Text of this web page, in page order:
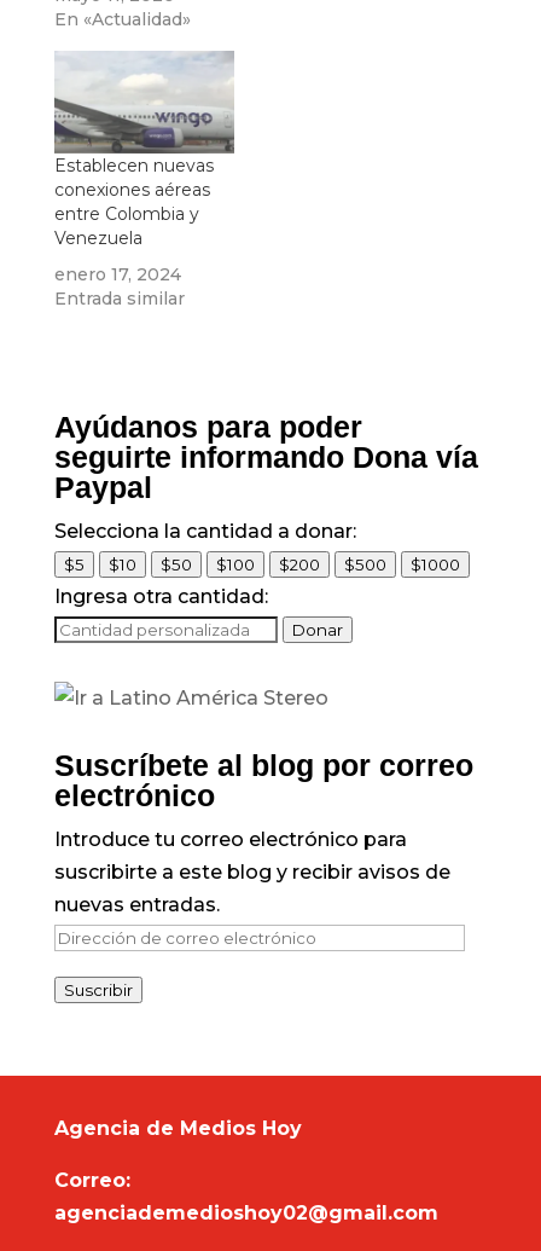
Estados Unidos a la
anunciado nuestra
intención voluntaria
de reorganización
en los Estados
Unidos de América
para preservar y
fortalecer nuestros
En «Actualidad»
Establecen nuevas
conexiones aéreas
entre Colombia y
Venezuela
enero 17, 2024
Entrada similar
Ayúdanos para poder
seguirte informando Dona vía
Paypal
Selecciona la cantidad a donar:
$5 $10 $50 $100 $200 $500 $1000
Ingresa otra cantidad:
Donar
Suscríbete al blog por correo
electrónico
Introduce tu correo electrónico para
suscribirte a este blog y recibir avisos de
nuevas entradas.
Dirección
correo
Suscribir
Agencia de Medios Hoy
Correo:
agenciademedioshoy02@gmail.com